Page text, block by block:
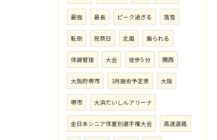
最強 最長 ピーク過ぎる 落雪
転倒 祝祭日 北風 煽られる
体調管理 大会 徒歩5 分 関西
大阪府堺市 3月施術予定表 大阪
堺市 大浜だいしんアリーナ
全日本シニア体重別選手権大会 高速道路